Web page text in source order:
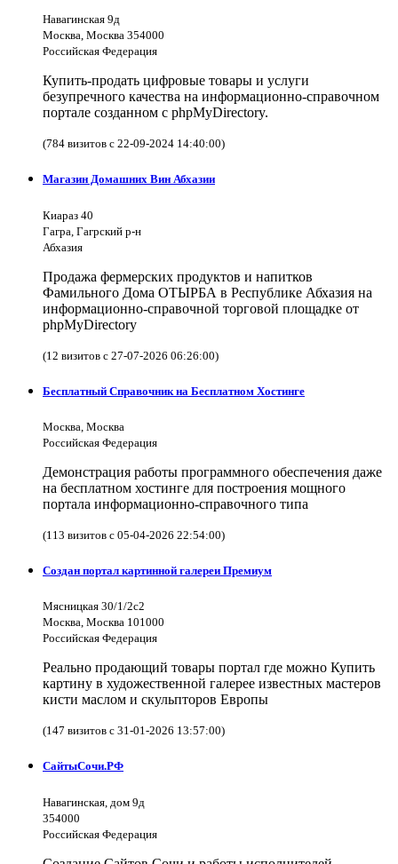
Навагинская 9д
Москва, Москва 354000
Российская Федерация
Купить-продать цифровые товары и услуги
безупречного качества на информационно-справочном
портале созданном с phpMyDirectory.
(784 визитов с 22-09-2024 14:40:00)
Магазин Домашних Вин Абхазии
Киараз 40
Гагра, Гагрский р-н
Абхазия
Продажа фермерских продуктов и напитков
Фамильного Дома ОТЫРБА в Республике Абхазия на
информационно-справочной торговой площадке от
phpMyDirectory
(12 визитов с 27-07-2026 06:26:00)
Бесплатный Справочник на Бесплатном Хостинге
Москва, Москва
Российская Федерация
Демонстрация работы программного обеспечения даже
на бесплатном хостинге для построения мощного
портала информационно-справочного типа
(113 визитов с 05-04-2026 22:54:00)
Создан портал картинной галереи Премиум
Мясницкая 30/1/2с2
Москва, Москва 101000
Российская Федерация
Реально продающий товары портал где можно Купить
картину в художественной галерее известных мастеров
кисти маслом и скульпторов Европы
(147 визитов с 31-01-2026 13:57:00)
СайтыСочи.РФ
Навагинская, дом 9д
354000
Российская Федерация